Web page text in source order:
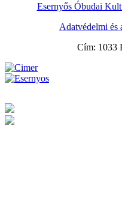
Esernyős Óbudai
Adatvédelmi és
Cím: 1033